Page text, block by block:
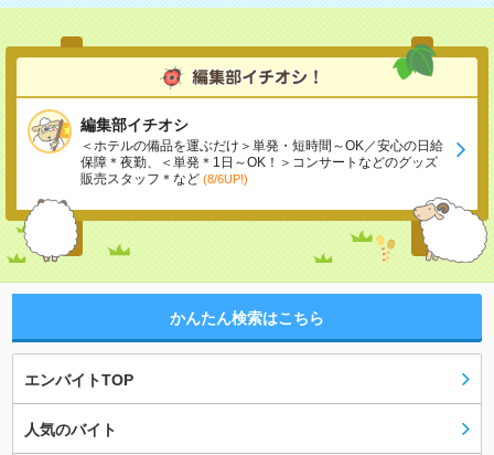
編集部イチオシ
＜ホテルの備品を運ぶだけ＞単発・短時間～OK／安心の日給
保障＊夜勤、＜単発＊1日～OK！＞コンサートなどのグッズ
販売スタッフ＊など (8/6UP!)
かんたん検索はこちら
エンバイトTOP
人気のバイト